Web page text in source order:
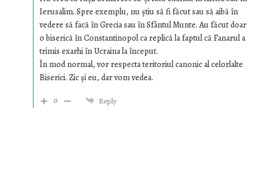
Ierusalim. Spre exemplu, nu știu să fi făcut sau să aibă în
vedere să facă în Grecia sau în Sfântul Munte. Au făcut doar
o biserică în Constantinopol ca replică la faptul că Fanarul a
trimis exarhi în Ucraina la început.
În mod normal, vor respecta teritoriul canonic al celorlalte
Biserici. Zic și eu, dar vom vedea.
0
Reply